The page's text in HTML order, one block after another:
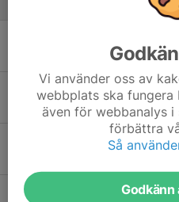
23 jan 2025 0
23 jan 2025
Påminnelse
Vi använder oss av
webbplats ska fungera
även för webbanalys
förbättra
Så
Godkänn